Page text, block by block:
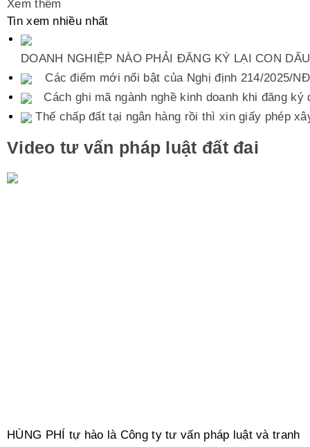
Xem thêm
Tin xem nhiều nhất
DOANH NGHIỆP NÀO PHẢI ĐĂNG KÝ LẠI CON
Các điểm mới nổi bật của Nghị định 214/2025/
Cách ghi mã ngành nghề kinh doanh khi đăng ký
Thế chấp đất tại ngân hàng rồi thì xin giấy phép
Video tư vấn pháp luật đất đai
HÙNG PHÍ tự hào là Công ty tư vấn pháp luật và tranh